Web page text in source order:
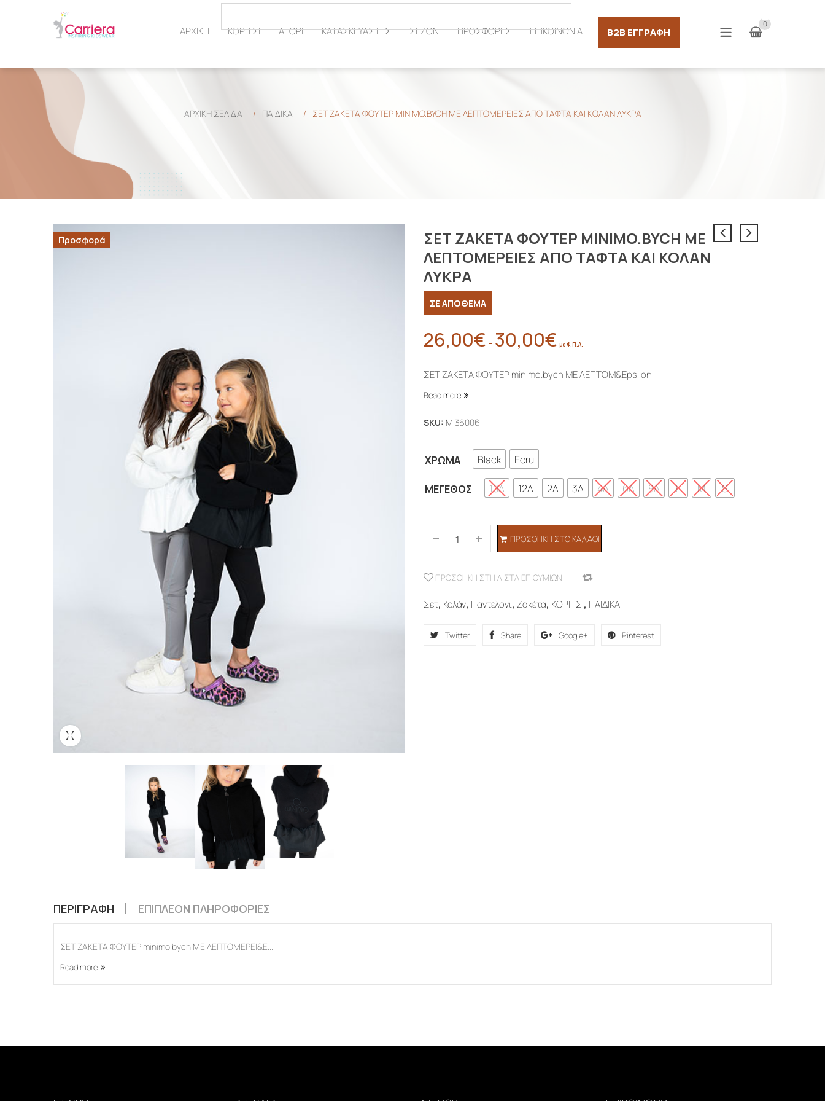
ΑΡΧΙΚΗ ΚΟΡΙΤΣΙ ΑΓΟΡΙ ΚΑΤΑΣΚΕΥΑΣΤΕΣ ΣΕΖΟΝ ΠΡΟΣΦΟΡΕΣ ΕΠΙΚΟΙΝΩΝΙΑ B2B ΕΓΓΡΑΦΉ
0
ΑΡΧΙΚΉ ΣΕΛΊΔΑ / ΠΑΙΔΙΚΑ / ΣΕΤ ΖΑΚΕΤΑ ΦΟΥΤΕΡ MINIMO.BYCH ΜΕ ΛΕΠΤΟΜΕΡΕΙΕΣ ΑΠΟ ΤΑΦΤΑ KΑΙ ΚΟΛΑΝ ΛYΚΡΑ
Προσφορά
ΣΕΤ ΖΑΚΕΤΑ ΦΟΥΤΕΡ MINIMO.BYCH ΜΕ
ΛΕΠΤΟΜΕΡΕΙΕΣ ΑΠΟ ΤΑΦΤΑ KΑΙ ΚΟΛΑΝ
ΛYΚΡΑ
ΣΕ ΑΠΟΘΕΜΑ
26,00€ – 30,00€
26,00€
με Φ.Π.Α.
ΣΕΤ ΖΑΚΕΤΑ ΦΟΥΤΕΡ minimo.bych ΜΕ ΛΕΠΤΟΜ&Epsilon
Read more
SKU: MI36006
ΧΡΏΜΑ Black Ecru
ΜΈΓΕΘΟΣ 10A 12A 2A 3A 4A 6A 8A L M S
ΠΡΟΣΘΉΚΗ ΣΤΟ ΚΑΛΆΘΙ
ΠΡΟΣΘΉΚΗ ΣΤΗ ΛΊΣΤΑ ΕΠΙΘΥΜΙΏΝ
Σετ, Κολάν, Παντελόνι,Ζακέτα, ΚΟΡΙΤΣΙ, ΠΑΙΔΙΚΑ
Twitter Share Google+ Pinterest
ΠΕΡΙΓΡΑΦΉ ΕΠΙΠΛΈΟΝ ΠΛΗΡΟΦΟΡΊΕΣ
ΣΕΤ ΖΑΚΕΤΑ ΦΟΥΤΕΡ minimo.bych ΜΕ ΛΕΠΤΟΜΕΡΕΙ&E...
Read more